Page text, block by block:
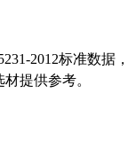
2012标准数据，
提供参考。